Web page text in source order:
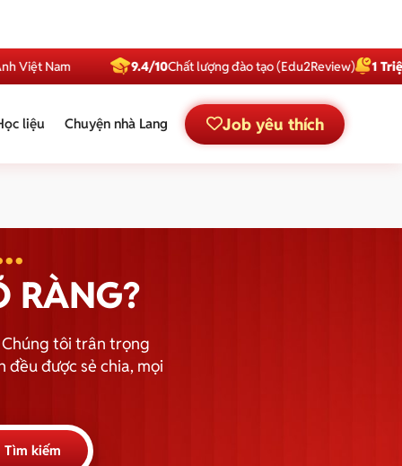
9.4/10Chất lượng đào tạo (Edu2Review) 1 Triệu
liệu Chuyện nhà Lang Job yêu thích
RÀNG?
tôi trân trọng
được sẻ chia, mọi
Tìm kiếm